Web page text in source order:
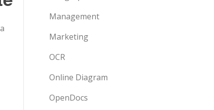
Management
Marketing
OCR
Online Diagram
OpenDocs